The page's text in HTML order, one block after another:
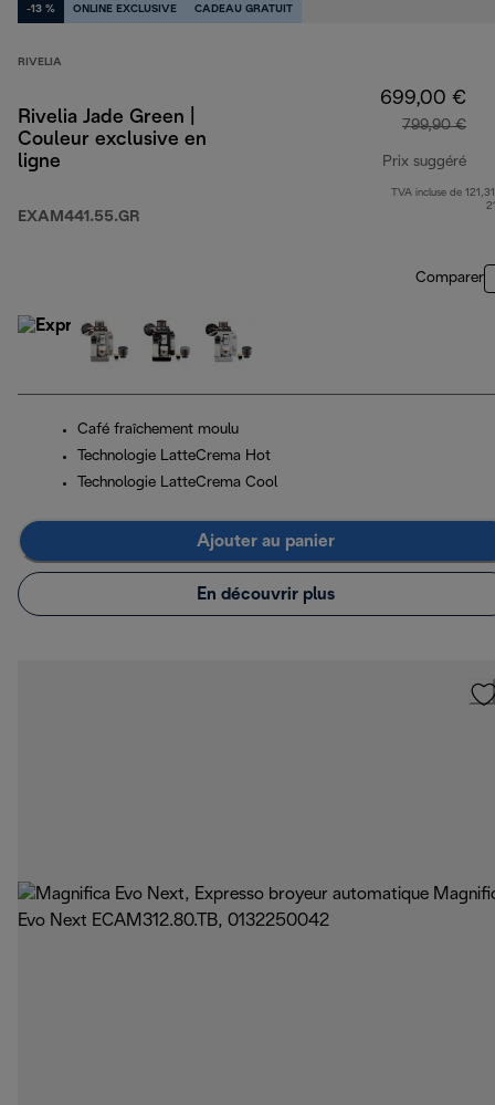
-13 % ONLINE EXCLUSIVE CADEAU GRATUIT
RIVELIA
Rivelia Jade Green |
Couleur exclusive en
ligne
EXAM441.55.GR
699,00 €
799,90 €
Prix suggéré
TVA incluse de
Comparer
Café fraîchement moulu
Technologie LatteCrema Hot
Technologie LatteCrema Cool
Ajouter au panier
En découvrir plus